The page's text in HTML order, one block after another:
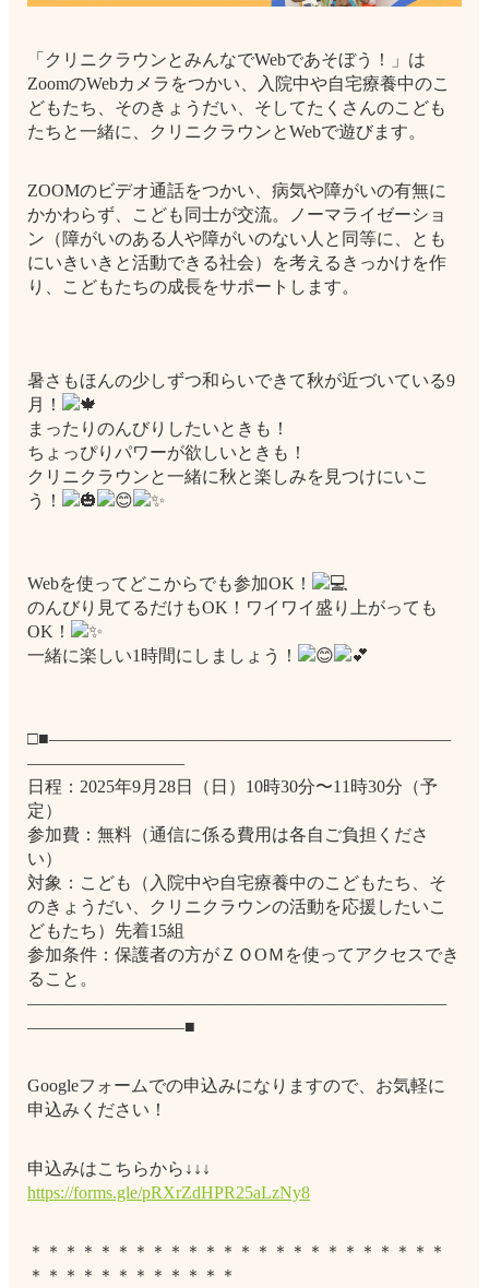
「クリニクラウンとみんなでWebであそぼう！」は
ZoomのWebカメラをつかい、入院中や自宅療養中のこ
どもたち、そのきょうだい、そしてたくさんのこども
たちと一緒に、クリニクラウンとWebで遊びます。
ZOOMのビデオ通話をつかい、病気や障がいの有無に
かかわらず、こども同士が交流。ノーマライゼーショ
ン（障がいのある人や障がいのない人と同等に、とも
にいきいきと活動できる社会）を考えるきっかけを作
り、こどもたちの成長をサポートします。
暑さもほんの少しずつ和らいできて秋が近づいている9
月！
まったりのんびりしたいときも！
ちょっぴりパワーが欲しいときも！
クリニクラウンと一緒に秋と楽しみを見つけにいこ
う！
Webを使ってどこからでも参加OK！
のんびり見てるだけもOK！ワイワイ盛り上がっても
OK！
一緒に楽しい1時間にしましょう！
□■―――――――――――――――――――――――
―――――――――
日程：2025年9月28日（日）10時30分〜11時30分（予
定）
参加費：無料（通信に係る費用は各自ご負担くださ
い）
対象：こども（入院中や自宅療養中のこどもたち、そ
のきょうだい、クリニクラウンの活動を応援したいこ
どもたち）先着15組
参加条件：保護者の方がＺＯOＭを使ってアクセスでき
ること。
――――――――――――――――――――――――
―――――――――■
Googleフォームでの申込みになりますので、お気軽に
申込みください！
申込みはこちらから↓↓↓
https://forms.gle/pRXrZdHPR25aLzNy8
＊＊＊＊＊＊＊＊＊＊＊＊＊＊＊＊＊＊＊＊＊＊＊＊
＊＊＊＊＊＊＊＊＊＊＊＊